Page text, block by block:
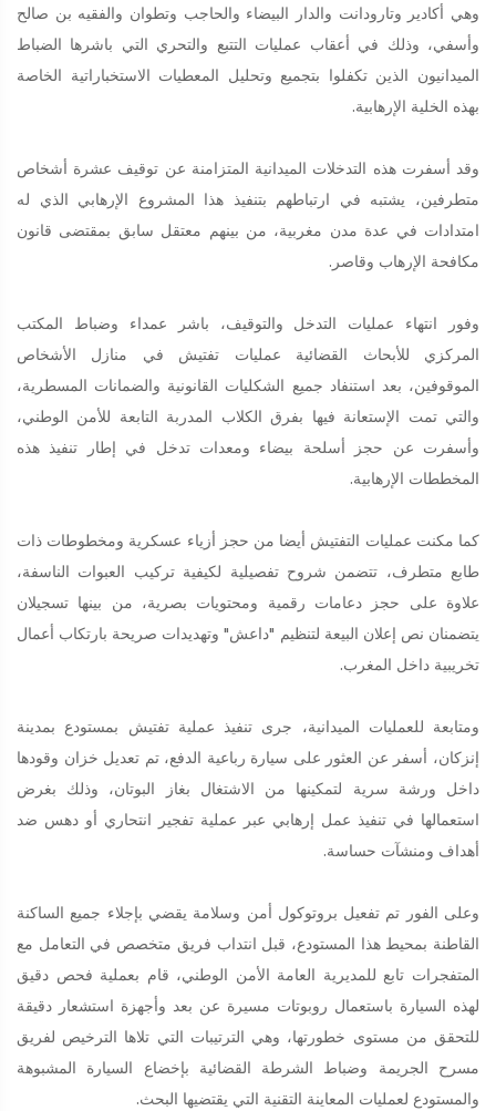
وهي أكادير وتارودانت والدار البيضاء والحاجب وتطوان والفقيه بن صالح
وأسفي، وذلك في أعقاب عمليات التتبع والتحري التي باشرها الضباط
الميدانيون الذين تكفلوا بتجميع وتحليل المعطيات الاستخباراتية الخاصة
بهذه الخلية الإرهابية.
وقد أسفرت هذه التدخلات الميدانية المتزامنة عن توقيف عشرة أشخاص
متطرفين، يشتبه في ارتباطهم بتنفيذ هذا المشروع الإرهابي الذي له
امتدادات في عدة مدن مغربية، من بينهم معتقل سابق بمقتضى قانون
مكافحة الإرهاب وقاصر.
وفور انتهاء عمليات التدخل والتوقيف، باشر عمداء وضباط المكتب
المركزي للأبحاث القضائية عمليات تفتيش في منازل الأشخاص
الموقوفين، بعد استنفاد جميع الشكليات القانونية والضمانات المسطرية،
والتي تمت الإستعانة فيها بفرق الكلاب المدربة التابعة للأمن الوطني،
وأسفرت عن حجز أسلحة بيضاء ومعدات تدخل في إطار تنفيذ هذه
المخططات الإرهابية.
كما مكنت عمليات التفتيش أيضا من حجز أزياء عسكرية ومخطوطات ذات
طابع متطرف، تتضمن شروح تفصيلية لكيفية تركيب العبوات الناسفة،
علاوة على حجز دعامات رقمية ومحتويات بصرية، من بينها تسجيلان
يتضمنان نص إعلان البيعة لتنظيم "داعش" وتهديدات صريحة بارتكاب أعمال
تخريبية داخل المغرب.
ومتابعة للعمليات الميدانية، جرى تنفيذ عملية تفتيش بمستودع بمدينة
إنزكان، أسفر عن العثور على سيارة رباعية الدفع، تم تعديل خزان وقودها
داخل ورشة سرية لتمكينها من الاشتغال بغاز البوتان، وذلك بغرض
استعمالها في تنفيذ عمل إرهابي عبر عملية تفجير انتحاري أو دهس ضد
أهداف ومنشآت حساسة.
وعلى الفور تم تفعيل بروتوكول أمن وسلامة يقضي بإجلاء جميع الساكنة
القاطنة بمحيط هذا المستودع، قبل انتداب فريق متخصص في التعامل مع
المتفجرات تابع للمديرية العامة الأمن الوطني، قام بعملية فحص دقيق
لهذه السيارة باستعمال روبوتات مسيرة عن بعد وأجهزة استشعار دقيقة
للتحقق من مستوى خطورتها، وهي الترتيبات التي تلاها الترخيص لفريق
مسرح الجريمة وضباط الشرطة القضائية بإخضاع السيارة المشبوهة
والمستودع لعمليات المعاينة التقنية التي يقتضيها البحث.